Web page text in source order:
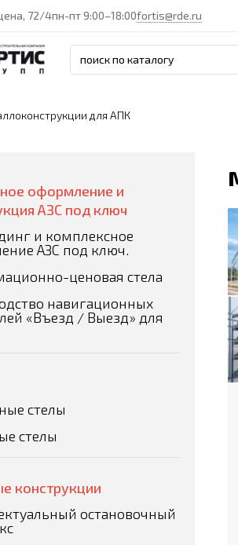
72/4пн-пт 9:00–18:00fortis@rde.ru
для АПК
оформление и
АЗС под ключ
и комплексное
АЗС под ключ.
ценовая стела
навигационных
«Въезд / Выезд» для
стелы
стелы
конструкции
остановочный